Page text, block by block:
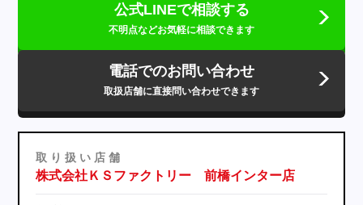
公式LINEで相談する
不明点などお気軽に相談できます
電話でのお問い合わせ
取扱店舗に直接問い合わせできます
取 り 扱 い 店 舗
株式会社ＫＳファクトリー 前橋インター店